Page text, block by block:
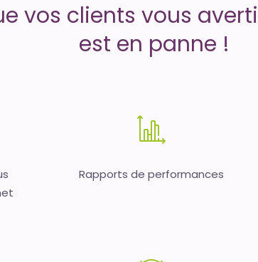
vos clients vous
est en panne !
Rapports de performances